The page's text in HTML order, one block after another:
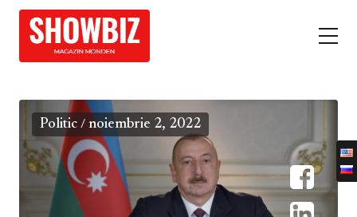
Politic / noiembrie 2, 2022